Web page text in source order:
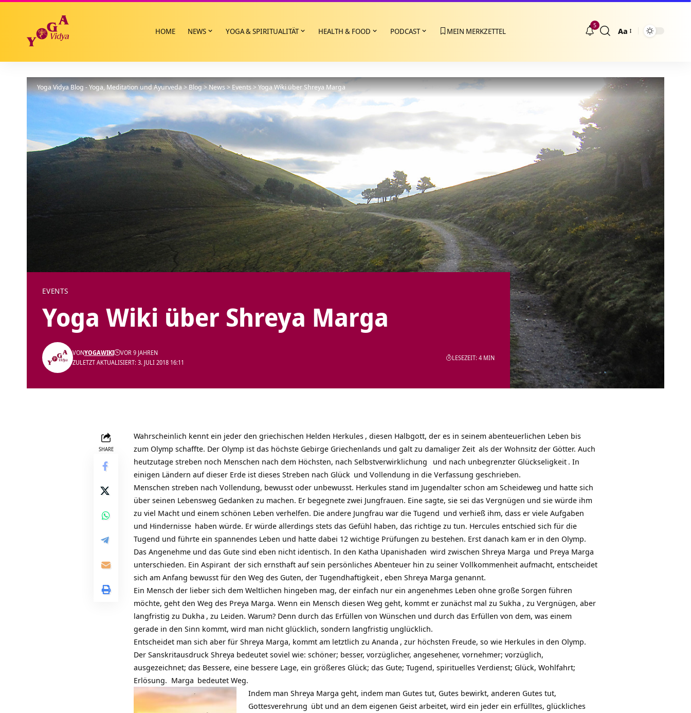
HOME NEWS YOGA & SPIRITUALITÄT HEALTH & FOOD PODCAST MEIN MERKZETTEL
5
Größenänderung
Aa
Yoga Vidya Blog - Yoga, Meditation und Ayurveda>Blog>News>Events>Yoga Wiki über Shreya Marga
EVENTS
Yoga Wiki über Shreya Marga
ZULETZT AKTUALISIERT: 3. JULI 2018 16:11
VONYOGAWIKI VOR 9 JAHREN
LESEZEIT: 4 MIN
SHARE
Wahrscheinlich kennt ein jeder den griechischen Helden Herkules , diesen Halbgott, der es in seinem abenteuerlichen Leben bis
zum Olymp schaffte. Der Olymp ist das höchste Gebirge Griechenlands und galt zu damaliger Zeit als der Wohnsitz der Götter. Auch
heutzutage streben noch Menschen nach dem Höchsten, nach Selbstverwirklichung und nach unbegrenzter Glückseligkeit . In
einigen Ländern auf dieser Erde ist dieses Streben nach Glück und Vollendung in die Verfassung geschrieben.
Menschen streben nach Vollendung, bewusst oder unbewusst. Herkules stand im Jugendalter schon am Scheideweg und hatte sich
über seinen Lebensweg Gedanken zu machen. Er begegnete zwei Jungfrauen. Eine sagte, sie sei das Vergnügen und sie würde ihm
zu viel Macht und einem schönen Leben verhelfen. Die andere Jungfrau war die Tugend und verhieß ihm, dass er viele Aufgaben
und Hindernisse haben würde. Er würde allerdings stets das Gefühl haben, das richtige zu tun. Hercules entschied sich für die
Tugend und führte ein spannendes Leben und hatte dabei 12 wichtige Prüfungen zu bestehen. Erst danach kam er in den Olymp.
Das Angenehme und das Gute sind eben nicht identisch. In den Katha Upanishaden wird zwischen Shreya Marga und Preya Marga
unterschieden. Ein Aspirant der sich ernsthaft auf sein persönliches Abenteuer hin zu seiner Vollkommenheit aufmacht, entscheidet
sich am Anfang bewusst für den Weg des Guten, der Tugendhaftigkeit , eben Shreya Marga genannt.
Ein Mensch der lieber sich dem Weltlichen hingeben mag, der einfach nur ein angenehmes Leben ohne große Sorgen führen
möchte, geht den Weg des Preya Marga. Wenn ein Mensch diesen Weg geht, kommt er zunächst mal zu Sukha , zu Vergnügen, aber
langfristig zu Dukha , zu Leiden. Warum? Denn durch das Erfüllen von Wünschen und durch das Erfüllen von dem, was einem
gerade in den Sinn kommt, wird man nicht glücklich, sondern langfristig unglücklich.
Entscheidet man sich aber für Shreya Marga, kommt am letztlich zu Ananda , zur höchsten Freude, so wie Herkules in den Olymp.
Der Sanskritausdruck Shreya bedeutet soviel wie: schöner; besser, vorzüglicher, angesehener, vornehmer; vorzüglich,
ausgezeichnet; das Bessere, eine bessere Lage, ein größeres Glück; das Gute; Tugend, spirituelles Verdienst; Glück, Wohlfahrt;
Erlösung. Marga bedeutet Weg.
Indem man Shreya Marga geht, indem man Gutes tut, Gutes bewirkt, anderen Gutes tut,
Gottesverehrung übt und an dem eigenen Geist arbeitet, wird ein jeder ein erfülltes, glückliches